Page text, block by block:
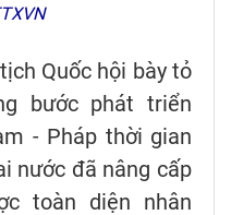
Quốc hội bày tỏ
bước phát triển
- Pháp thời gian
nước đã nâng cấp
toàn diện nhân